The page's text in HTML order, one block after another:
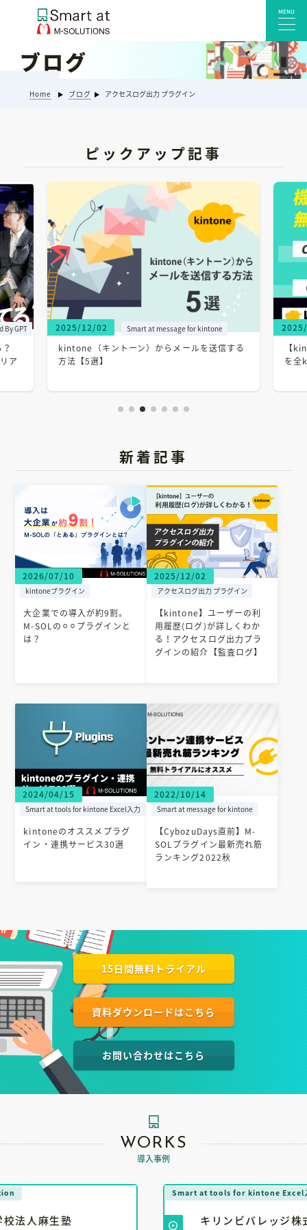
Smart at reception 店舗・施設受付
kintoneプラグイン・連携サービス
Smart at 自治体DX
システム開発
エンタープライズ向けkintone開発
Smart at event
Smart at GATE for LINE WORKS
みやすい解析
MENU
ブログ
Home ブログ アクセスログ出力 プラグイン
ピックアップ記事
By GPT
ア
2025/12/02 Smart at message for kintone
kintone（キントーン）からメールを送信する
方法【5選】
【
を全
新着記事
2026/07/10
kintoneプラグイン
大企業での導入が約9割。
M-SOLの⚪︎⚪︎プラグインと
は？
2025/12/02
アクセスログ出力 プラグイン
【kintone】ユーザーの利
用履歴(ログ)が詳しくわか
る！アクセスログ出力プラ
グインの紹介【監査ログ】
2024/04/15
Smart at tools for kintone Excel入力
kintoneのオススメプラグ
イン・連携サービス30選
2022/10/14
Smart at message for kintone
【CybozuDays直前】M-
SOLプラグイン最新売れ筋
ランキング2022秋
15日間無料トライアル
資料ダウンロードはこちら
お問い合わせはこちら
WORKS
導入事例
Smart at tools for kintone Excel入力
キリンビバレッジ株式会社